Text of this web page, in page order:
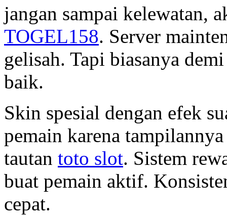
jangan sampai kelewatan,
TOGEL158. Server
gelisah. Tapi biasanya
baik.
Skin spesial dengan efek
pemain karena
tautan toto slot. Sistem
buat pemain aktif.
cepat.